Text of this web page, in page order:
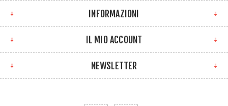
INFORMAZIONI
IL MIO ACCOUNT
NEWSLETTER